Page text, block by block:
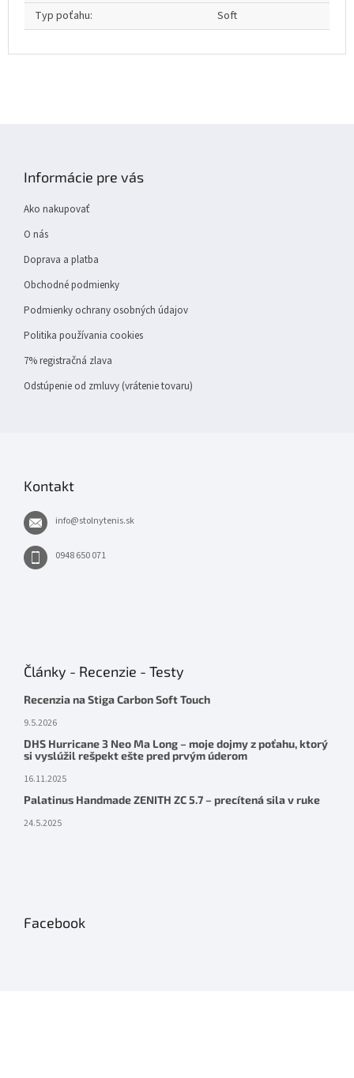
Typ poťahu: Soft
Informácie pre vás
Ako nakupovať
O nás
Doprava a platba
Obchodné podmienky
Podmienky ochrany osobných údajov
Politika používania cookies
7% registračná zlava
Odstúpenie od zmluvy (vrátenie tovaru)
Kontakt
info@stolnytenis.sk
0948 650 071
Články - Recenzie - Testy
Recenzia na Stiga Carbon Soft Touch
9.5.2026
DHS Hurricane 3 Neo Ma Long – moje dojmy z poťahu, ktorý
si vyslúžil rešpekt ešte pred prvým úderom
16.11.2025
Palatinus Handmade ZENITH ZC 5.7 – precítená sila v ruke
24.5.2025
Facebook